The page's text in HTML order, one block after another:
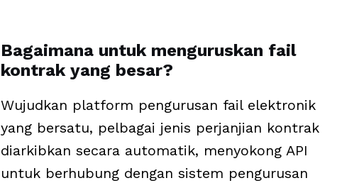
Bagaimana untuk menguruskan fail
kontrak yang besar?
Wujudkan platform pengurusan fail elektronik
yang bersatu, pelbagai jenis perjanjian kontrak
diarkibkan secara automatik, menyokong API
untuk berhubung dengan sistem pengurusan